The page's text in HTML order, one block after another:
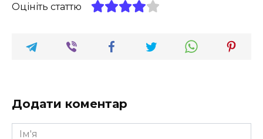
Оцініть статтю
Додати коментар
Ім'я